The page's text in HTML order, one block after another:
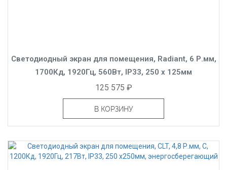
Светодиодный экран для помещения, Radiant, 6 Р.мм,
1700Кд, 1920Гц, 560Вт, IP33, 250 x 125мм
125 575 ₽
В КОРЗИНУ